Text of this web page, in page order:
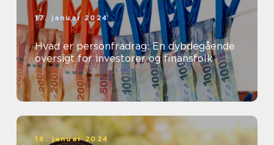
17. januar 2024
Hvad er personfradrag: En dybdegående
oversigt for investorer og finansfolk
16. januar 2024